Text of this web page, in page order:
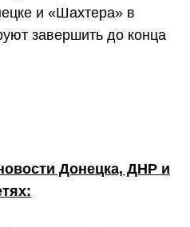
и «Шахтера» в
завершить до конца
Донецка, ДНР и